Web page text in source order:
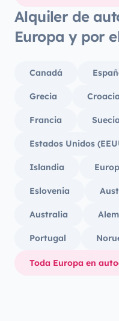
Alquiler de
Europa y por
Canadá
Grecia Croacia
Francia Suecia
Estados Unidos
Islandia
Eslovenia
Australia
Portugal
Toda Europa en